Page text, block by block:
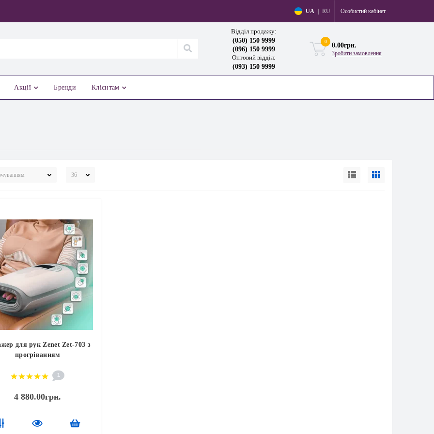
UA RU Особистий кабінет
Відділ продажу:
(050) 150 9999
(096) 150 9999
Оптовий відділ:
(093) 150 9999
0
0.00грн.
Зробити замовлення
Акції Бренди Клієнтам
для рук Zenet Zet-703 з
прогріванням
1
4 880.00грн.